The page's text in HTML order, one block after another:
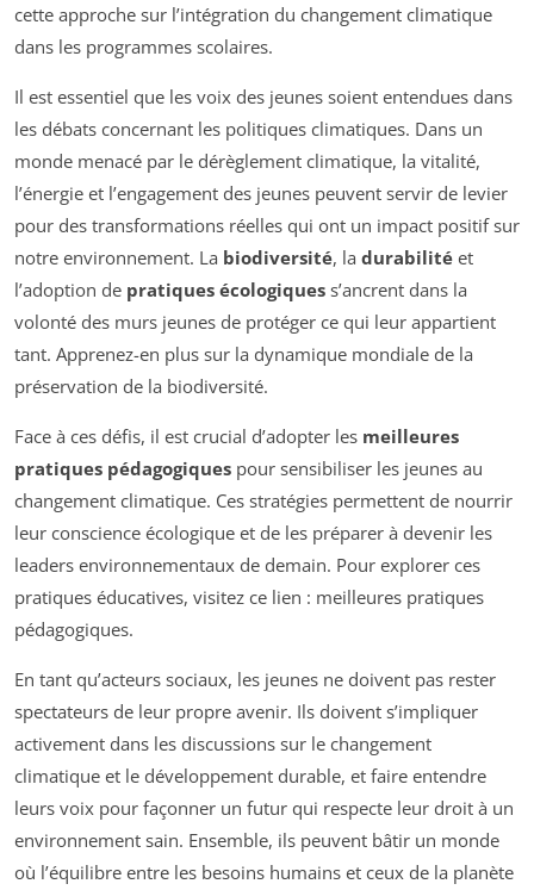
cette approche sur l’intégration du changement climatique
dans les programmes scolaires.
Il est essentiel que les voix des jeunes soient entendues dans
les débats concernant les politiques climatiques. Dans un
monde menacé par le dérèglement climatique, la vitalité,
l’énergie et l’engagement des jeunes peuvent servir de levier
pour des transformations réelles qui ont un impact positif sur
notre environnement. La biodiversité, la durabilité et
l’adoption de pratiques écologiques s’ancrent dans la
volonté des murs jeunes de protéger ce qui leur appartient
tant. Apprenez-en plus sur la dynamique mondiale de la
préservation de la biodiversité.
Face à ces défis, il est crucial d’adopter les meilleures
pratiques pédagogiques pour sensibiliser les jeunes au
changement climatique. Ces stratégies permettent de nourrir
leur conscience écologique et de les préparer à devenir les
leaders environnementaux de demain. Pour explorer ces
pratiques éducatives, visitez ce lien : meilleures pratiques
pédagogiques.
En tant qu’acteurs sociaux, les jeunes ne doivent pas rester
spectateurs de leur propre avenir. Ils doivent s’impliquer
activement dans les discussions sur le changement
climatique et le développement durable, et faire entendre
leurs voix pour façonner un futur qui respecte leur droit à un
environnement sain. Ensemble, ils peuvent bâtir un monde
où l’équilibre entre les besoins humains et ceux de la planète